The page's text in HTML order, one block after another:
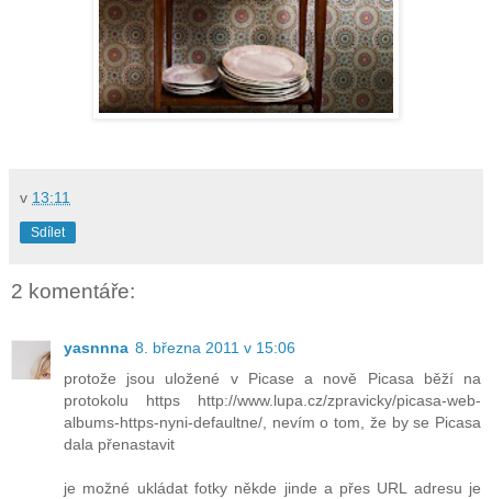
v 13:11
Sdílet
2 komentáře:
yasnnna 8. března 2011 v 15:06
protože jsou uložené v Picase a nově Picasa běží na
protokolu https http://www.lupa.cz/zpravicky/picasa-web-
albums-https-nyni-defaultne/, nevím o tom, že by se Picasa
dala přenastavit
je možné ukládat fotky někde jinde a přes URL adresu je